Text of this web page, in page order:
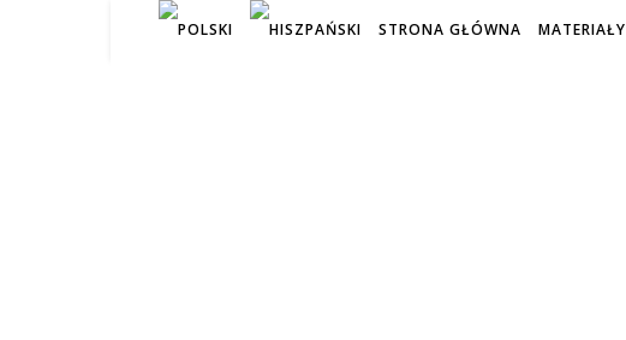
STRONA GŁÓWNA MATERIAŁY